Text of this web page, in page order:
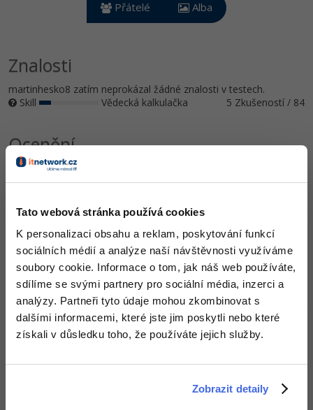
Tato webová stránka používá cookies
K personalizaci obsahu a reklam, poskytování funkcí
sociálních médií a analýze naší návštěvnosti využíváme
soubory cookie. Informace o tom, jak náš web používáte,
sdílíme se svými partnery pro sociální média, inzerci a
analýzy. Partneři tyto údaje mohou zkombinovat s
dalšími informacemi, které jste jim poskytli nebo které
získali v důsledku toho, že používáte jejich služby.
Zobrazit detaily
Copywriter
WordPress specialista
SEO specialista
Algoritmy -41%
Umělá inteligence (AI)
Pro děti
Fórum
Windows
Linux
Kybernetická bezpečnost
Fórum
Fórum
Přátelé Alba
Znalosti
martinhesko8 zatím neprokázal žádné znalosti v testech.
Skill
Vědecká kalkulačka 5 Zkušeností / 84
Ocenění
Doplňující informace
Oblíbené IDE, Editor
HW sestava